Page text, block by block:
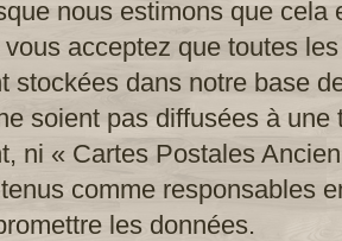
nous estimons que cela
vous acceptez que toutes
stockées dans notre base
soient pas diffusées à une
ni « Cartes Postales
comme responsables
les données.